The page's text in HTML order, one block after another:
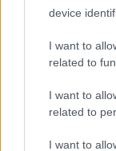
device
I want to
related to
I want to
related to
I want to
Il bikini effetto
che tutti
Matteo Pellegrino · 10